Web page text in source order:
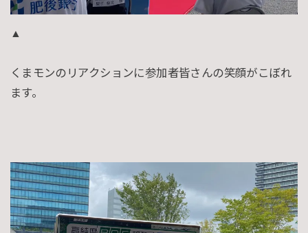
▲
くまモンのリアクションに参加者皆さんの笑顔がこぼれ
ます。